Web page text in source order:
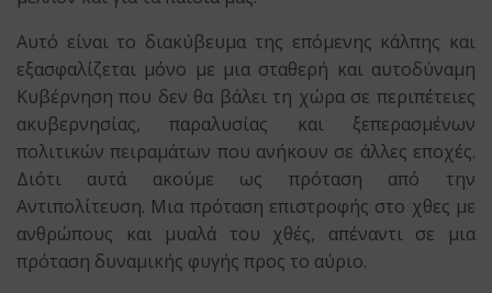
Αυτό είναι το διακύβευμα της επόμενης κάλπης και
εξασφαλίζεται μόνο με μια σταθερή και αυτοδύναμη
Κυβέρνηση που δεν θα βάλει τη χώρα σε περιπέτειες
ακυβερνησίας, παραλυσίας και ξεπερασμένων
πολιτικών πειραμάτων που ανήκουν σε άλλες εποχές.
Διότι αυτά ακούμε ως πρόταση από την
Αντιπολίτευση. Μια πρόταση επιστροφής στο χθες με
ανθρώπους και μυαλά του χθές, απέναντι σε μια
πρόταση δυναμικής φυγής προς το αύριο.